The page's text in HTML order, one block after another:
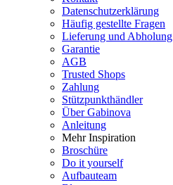
Datenschutzerklärung
Häufig gestellte Fragen
Lieferung und Abholung
Garantie
AGB
Trusted Shops
Zahlung
Stützpunkthändler
Über Gabinova
Anleitung
Mehr Inspiration
Broschüre
Do it yourself
Aufbauteam